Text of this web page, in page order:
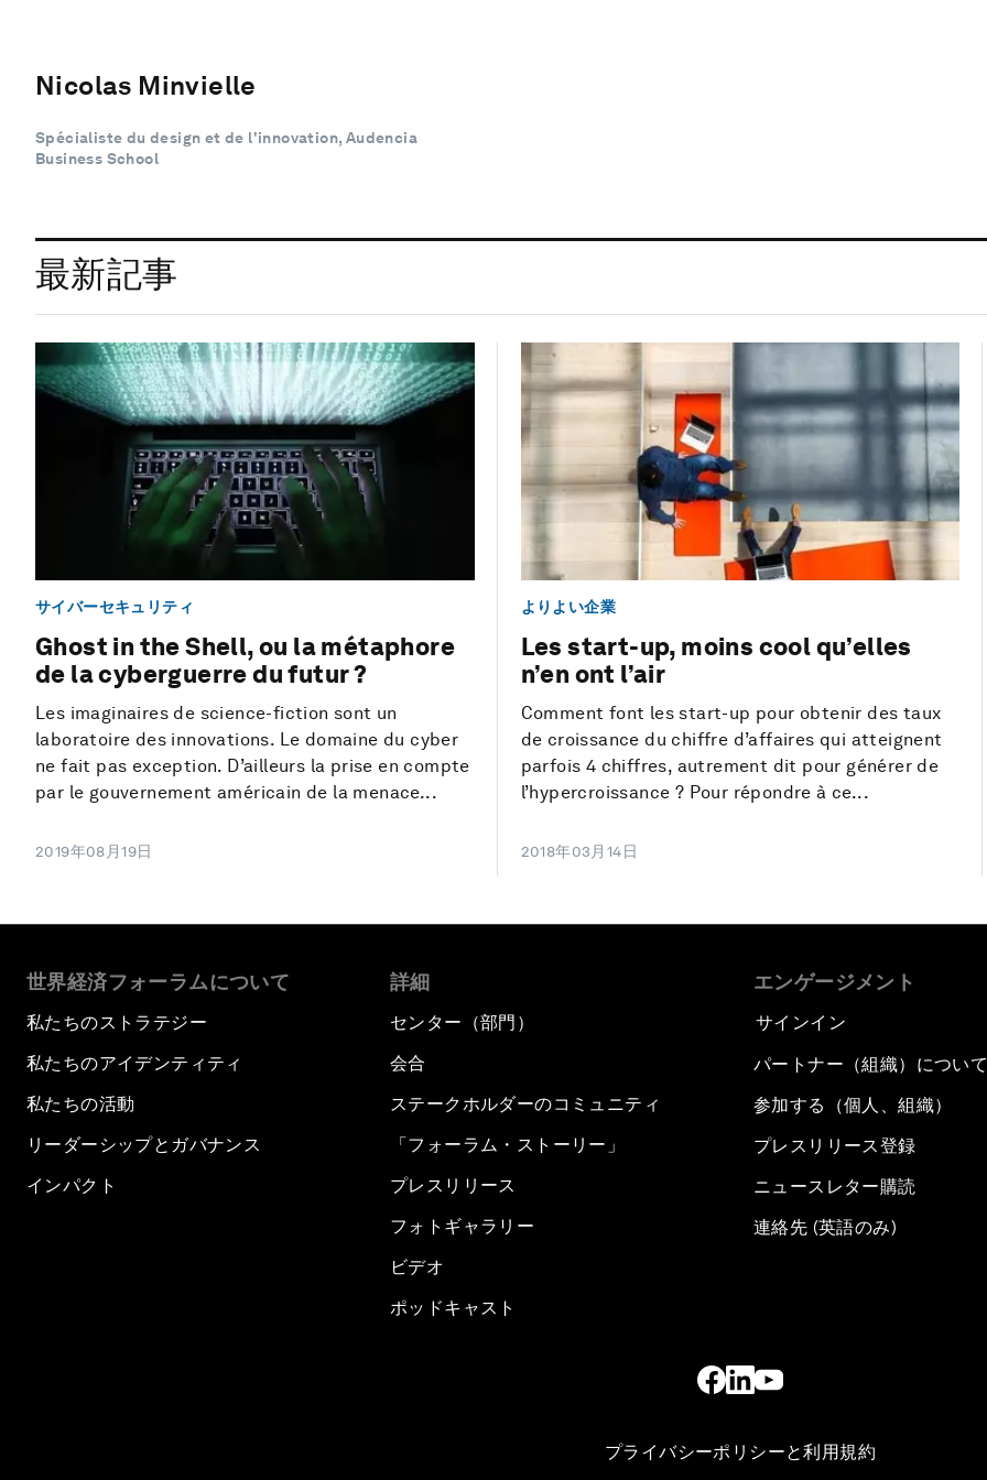
Nicolas Minvielle
Spécialiste du design et de l'innovation, Audencia
Business School
最新記事
サイバーセキュリティ
Ghost in the Shell, ou la métaphore
de la cyberguerre du futur ?
Les imaginaires de science-fiction sont un
laboratoire des innovations. Le domaine du cyber
ne fait pas exception. D’ailleurs la prise en compte
par le gouvernement américain de la menace...
2019年08月19日
よりよい企業
Les start-up, moins cool qu’elles
n’en ont l’air
Comment font les start-up pour obtenir des taux
de croissance du chiffre d’affaires qui atteignent
parfois 4 chiffres, autrement dit pour générer de
l’hypercroissance ? Pour répondre à ce...
2018年03月14日
世界経済フォーラムについて
私たちのストラテジー
私たちのアイデンティティ
私たちの活動
リーダーシップとガバナンス
インパクト
詳細
センター（部門）
会合
ステークホルダーのコミュニティ
「フォーラム・ストーリー」
プレスリリース
フォトギャラリー
ビデオ
ポッドキャスト
エンゲージメント
サインイン
パートナー（組織）につい
参加する（個人、組織）
プレスリリース登録
ニュースレター購読
連絡先 (英語のみ)
プライバシーポリシーと利用規約